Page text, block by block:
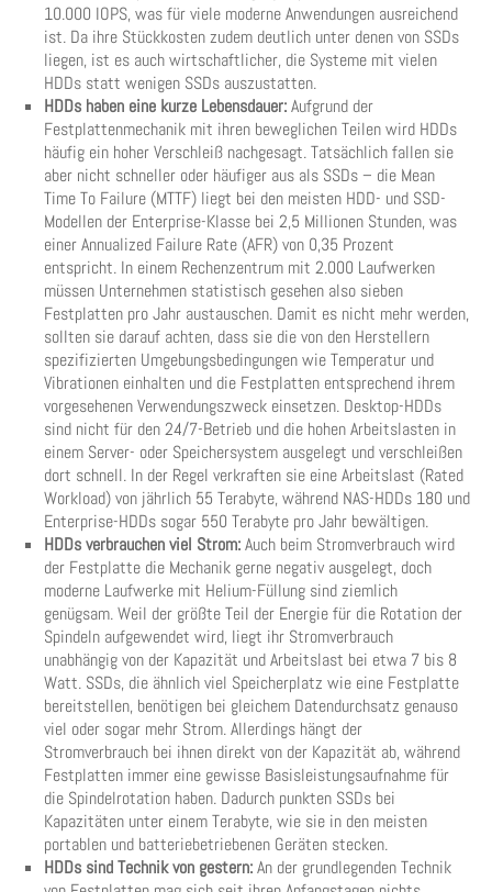
10.000 IOPS, was für viele moderne Anwendungen ausreichend
ist. Da ihre Stückkosten zudem deutlich unter denen von SSDs
liegen, ist es auch wirtschaftlicher, die Systeme mit vielen
HDDs statt wenigen SSDs auszustatten.
HDDs haben eine kurze Lebensdauer:Aufgrund der
Festplattenmechanik mit ihren beweglichen Teilen wird HDDs
häufig ein hoher Verschleiß nachgesagt. Tatsächlich fallen sie
aber nicht schneller oder häufiger aus als SSDs – die Mean
Time To Failure (MTTF) liegt bei den meisten HDD- und SSD-
Modellen der Enterprise-Klasse bei 2,5 Millionen Stunden, was
einer Annualized Failure Rate (AFR) von 0,35 Prozent
entspricht. In einem Rechenzentrum mit 2.000 Laufwerken
müssen Unternehmen statistisch gesehen also sieben
Festplatten pro Jahr austauschen. Damit es nicht mehr werden,
sollten sie darauf achten, dass sie die von den Herstellern
spezifizierten Umgebungsbedingungen wie Temperatur und
Vibrationen einhalten und die Festplatten entsprechend ihrem
vorgesehenen Verwendungszweck einsetzen. Desktop-HDDs
sind nicht für den 24/7-Betrieb und die hohen Arbeitslasten in
einem Server- oder Speichersystem ausgelegt und verschleißen
dort schnell. In der Regel verkraften sie eine Arbeitslast (Rated
Workload) von jährlich 55 Terabyte, während NAS-HDDs 180 und
Enterprise-HDDs sogar 550 Terabyte pro Jahr bewältigen.
HDDs verbrauchen viel Strom:Auch beim Stromverbrauch wird
der Festplatte die Mechanik gerne negativ ausgelegt, doch
moderne Laufwerke mit Helium-Füllung sind ziemlich
genügsam. Weil der größte Teil der Energie für die Rotation der
Spindeln aufgewendet wird, liegt ihr Stromverbrauch
unabhängig von der Kapazität und Arbeitslast bei etwa 7 bis 8
Watt. SSDs, die ähnlich viel Speicherplatz wie eine Festplatte
bereitstellen, benötigen bei gleichem Datendurchsatz genauso
viel oder sogar mehr Strom. Allerdings hängt der
Stromverbrauch bei ihnen direkt von der Kapazität ab, während
Festplatten immer eine gewisse Basisleistungsaufnahme für
die Spindelrotation haben. Dadurch punkten SSDs bei
Kapazitäten unter einem Terabyte, wie sie in den meisten
portablen und batteriebetriebenen Geräten stecken.
HDDs sind Technik von gestern:An der grundlegenden Technik